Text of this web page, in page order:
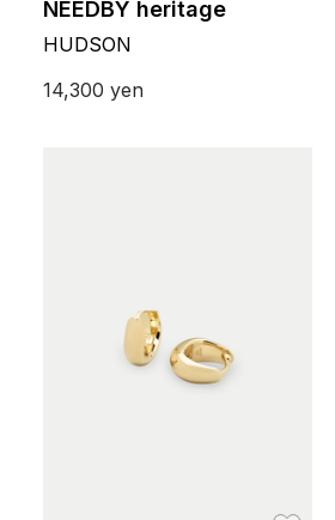
NEEDBY heritage
HUDSON
14,300 yen